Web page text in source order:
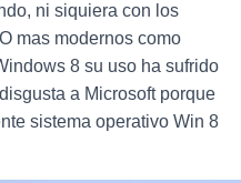
ni siquiera con los
mas modernos como
8 su uso ha sufrido
a Microsoft porque
sistema operativo Win 8